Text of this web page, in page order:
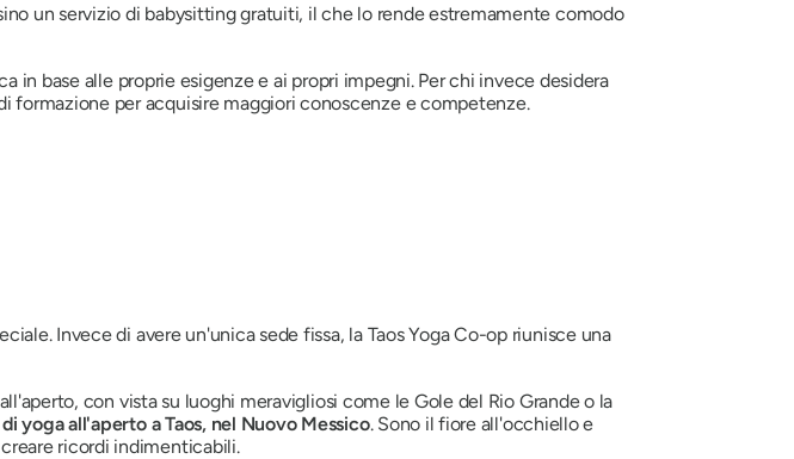
un servizio di babysitting gratuiti, il che lo rende estremamente comodo
in base alle proprie esigenze e ai propri impegni. Per chi invece desidera
formazione per acquisire maggiori conoscenze e competenze.
Invece di avere un'unica sede fissa, la Taos Yoga Co-op riunisce una
con vista su luoghi meravigliosi come le Gole del Rio Grande o la
yoga all'aperto a Taos, nel Nuovo Messico. Sono il fiore all'occhiello e
ricordi indimenticabili.